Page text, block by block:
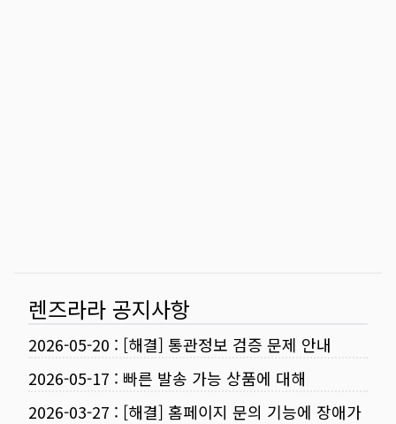
렌즈라라 공지사항
2026-05-20 : [해결] 통관정보 검증 문제 안내
2026-05-17 : 빠른 발송 가능 상품에 대해
2026-03-27 : [해결] 홈페이지 문의 기능에 장애가